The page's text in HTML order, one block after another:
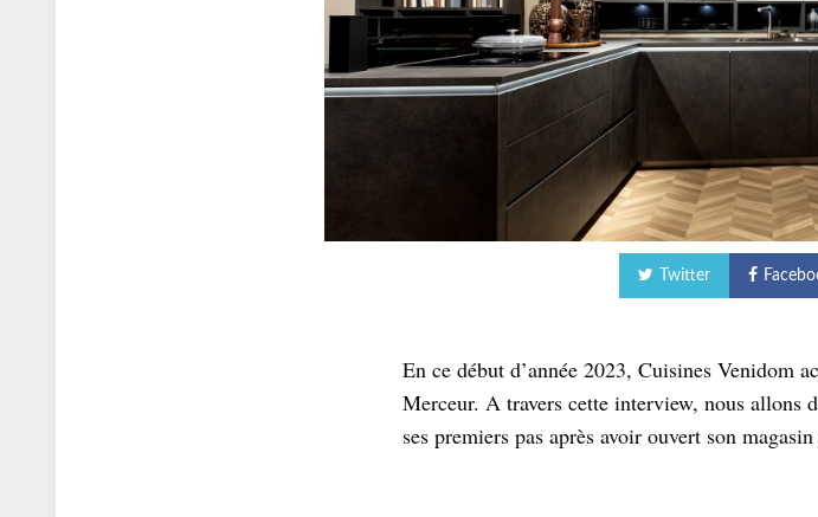
Twitter
En ce début d’année 2023, Cuisines Venidom
Merceur. A travers cette interview, nous allons
ses premiers pas après avoir ouvert son